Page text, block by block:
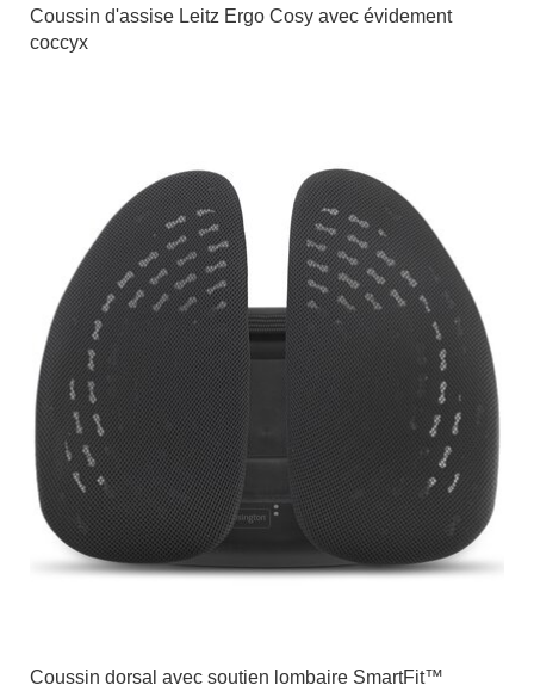
Coussin d'assise Leitz Ergo Cosy avec évidement
coccyx
Coussin dorsal avec soutien lombaire SmartFit™